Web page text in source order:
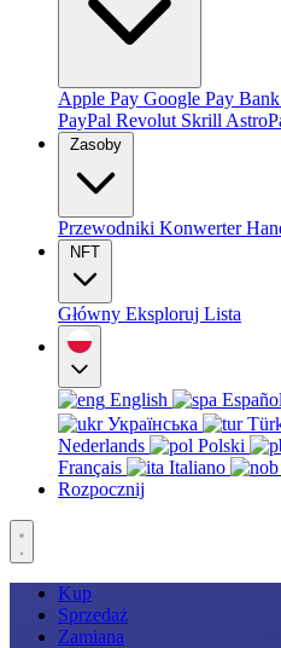
Apple Pay Google Pay
PayPal Revolut Skrill
Zasoby
Przewodniki Konwerter
NFT
Główny Eksploruj Lista
English Español
Українська
Nederlands
Polski
Français
Italiano
Rozpocznij
Kup
Sprzedaż
Zamiana